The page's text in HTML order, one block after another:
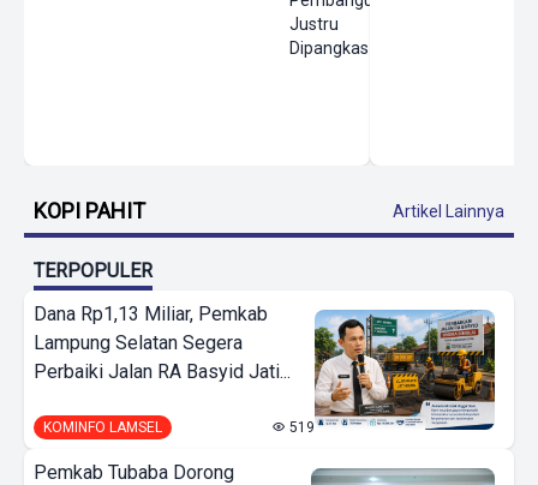
Justru
Dipangkas
KOPI PAHIT Artikel Lainnya
TERPOPULER
Dana Rp1,13 Miliar, Pemkab
Lampung Selatan Segera
Perbaiki Jalan RA Basyid Jati...
KOMINFO LAMSEL 519
Pemkab Tubaba Dorong